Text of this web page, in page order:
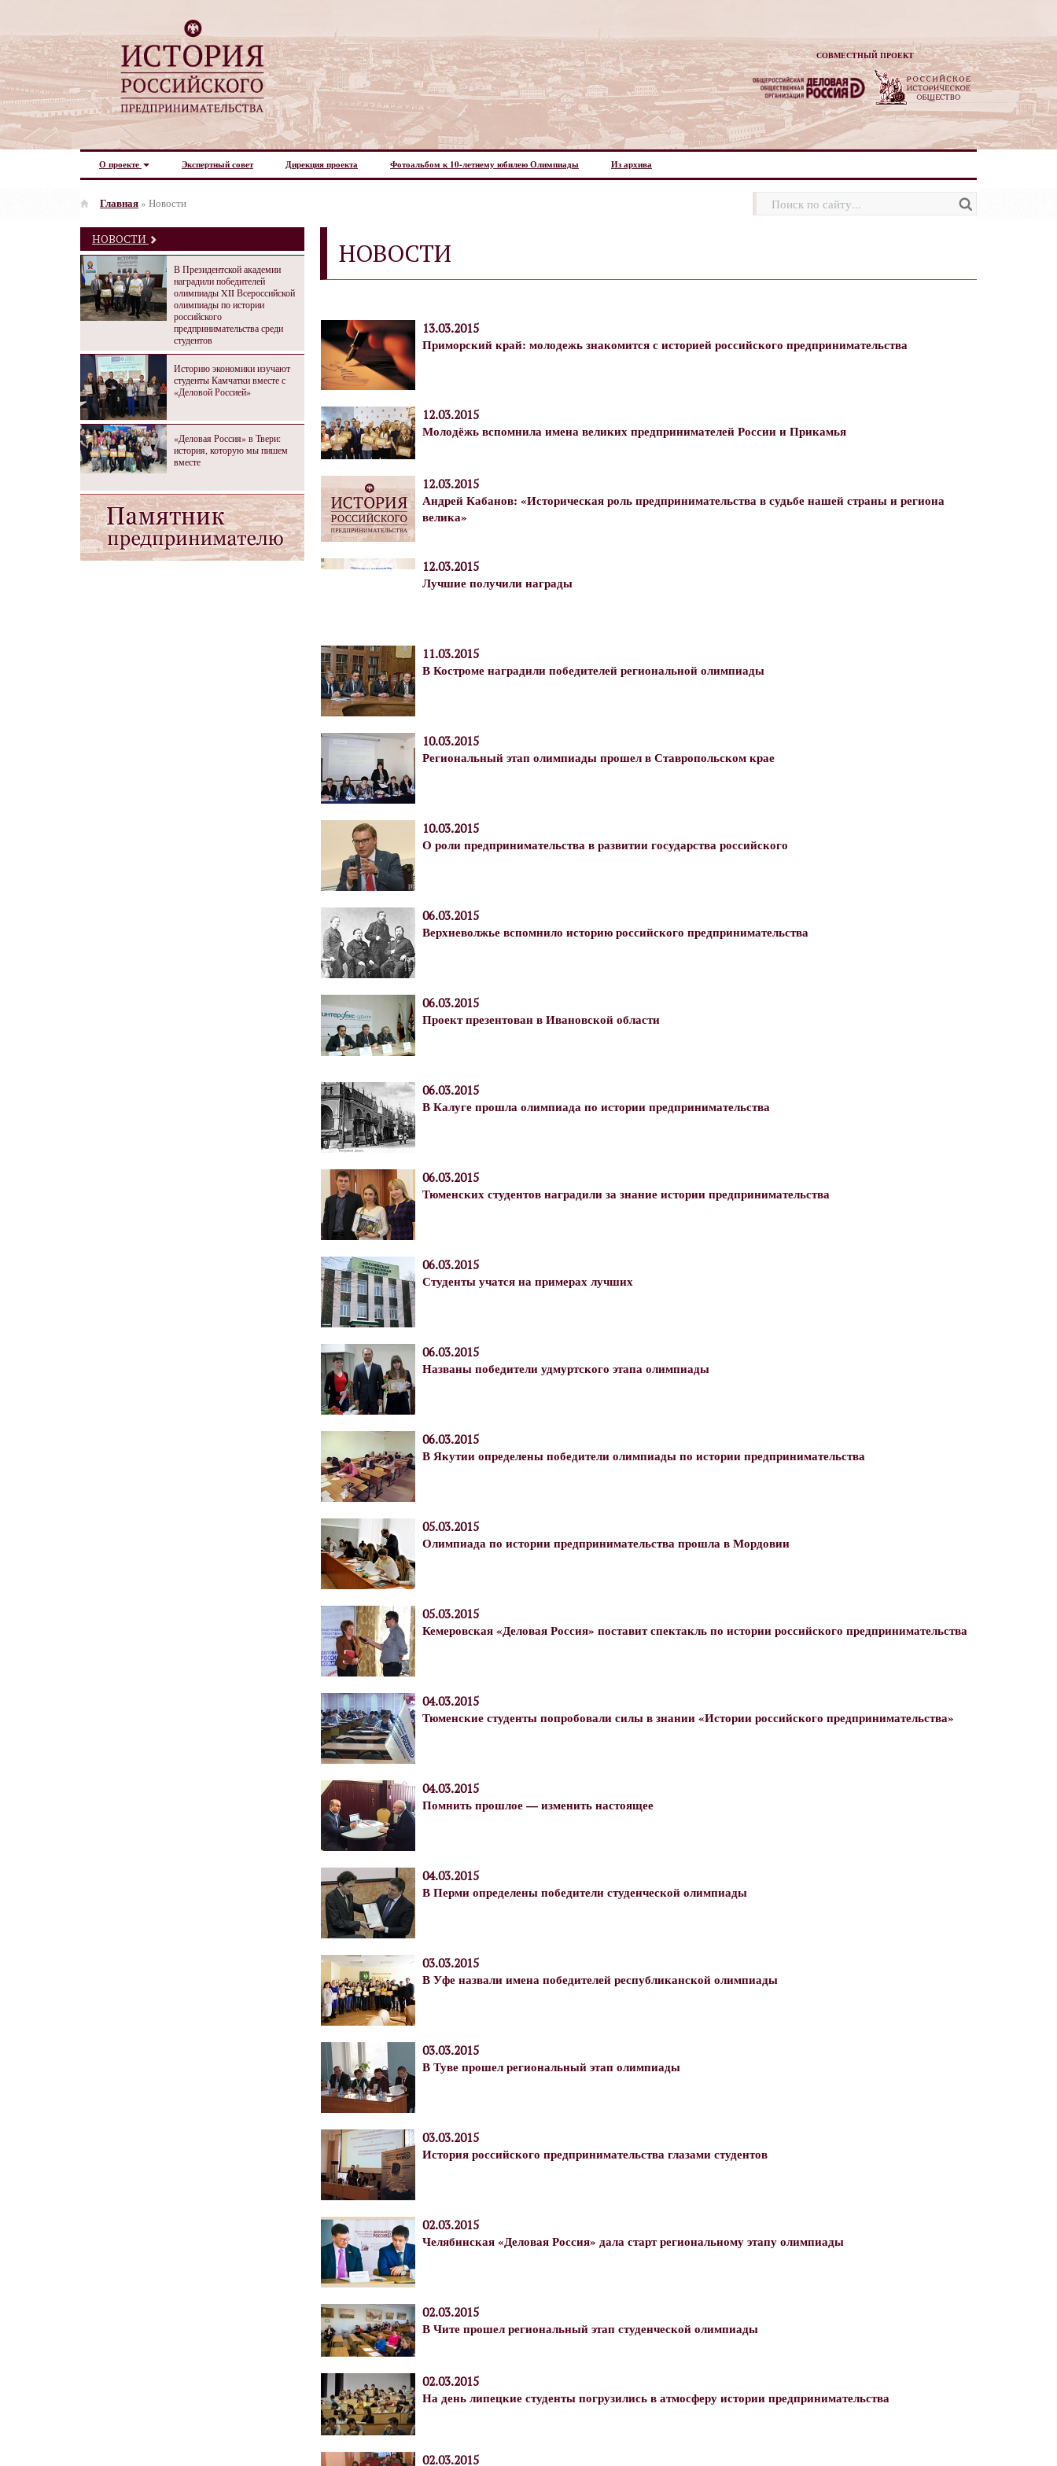
СОВМЕСТНЫЙ ПРОЕКТ
О проекте Экспертный совет Дирекция проекта Фотоальбом к 10-летнему юбилею Олимпиады Из архива
Главная» Новости
НОВОСТИ
13.03.2015
Приморский край: молодежь знакомится с историей российского предпринимательства
12.03.2015
Молодёжь вспомнила имена великих предпринимателей России и Прикамья
12.03.2015
Андрей Кабанов: «Историческая роль предпринимательства в судьбе нашей страны и региона
велика»
12.03.2015
Лучшие получили награды
11.03.2015
В Костроме наградили победителей региональной олимпиады
10.03.2015
Региональный этап олимпиады прошел в Ставропольском крае
10.03.2015
О роли предпринимательства в развитии государства российского
06.03.2015
Верхневолжье вспомнило историю российского предпринимательства
06.03.2015
Проект презентован в Ивановской области
06.03.2015
В Калуге прошла олимпиада по истории предпринимательства
06.03.2015
Тюменских студентов наградили за знание истории предпринимательства
06.03.2015
Студенты учатся на примерах лучших
06.03.2015
Названы победители удмуртского этапа олимпиады
06.03.2015
В Якутии определены победители олимпиады по истории предпринимательства
05.03.2015
Олимпиада по истории предпринимательства прошла в Мордовии
05.03.2015
Кемеровская «Деловая Россия» поставит спектакль по истории российского предпринимательства
04.03.2015
Тюменские студенты попробовали силы в знании «Истории российского предпринимательства»
04.03.2015
Помнить прошлое — изменить настоящее
04.03.2015
В Перми определены победители студенческой олимпиады
03.03.2015
В Уфе назвали имена победителей республиканской олимпиады
03.03.2015
В Туве прошел региональный этап олимпиады
03.03.2015
История российского предпринимательства глазами студентов
02.03.2015
Челябинская «Деловая Россия» дала старт региональному этапу олимпиады
02.03.2015
В Чите прошел региональный этап студенческой олимпиады
02.03.2015
На день липецкие студенты погрузились в атмосферу истории предпринимательства
02.03.2015
НОВОСТИ
В Президентской академии
наградили победителей
олимпиады XII Всероссийской
олимпиады по истории
российского
предпринимательства среди
студентов
Историю экономики изучают
студенты Камчатки вместе с
«Деловой Россией»
«Деловая Россия» в Твери:
история, которую мы пишем
вместе